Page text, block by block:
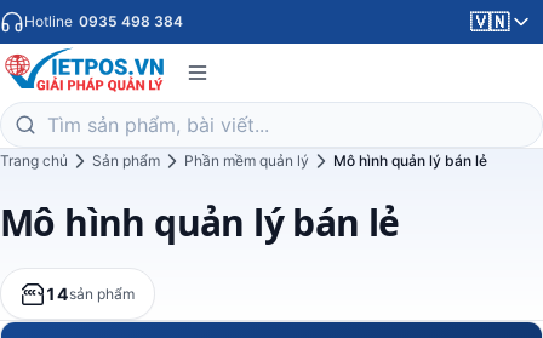
Hotline 0935 498 384 🇻🇳
Trang chủ Sản phẩm Phần mềm quản lý Mô hình quản lý bán lẻ
Mô hình quản lý bán lẻ
14sản phẩm